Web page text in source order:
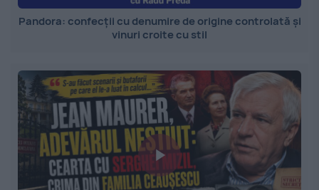
Pandora: confecții cu denumire de origine controlată și
vinuri croite cu stil